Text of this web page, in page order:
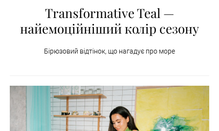
Transformative Teal —
найемоційніший колір сезону
Бірюзовий відтінок, що нагадує про море